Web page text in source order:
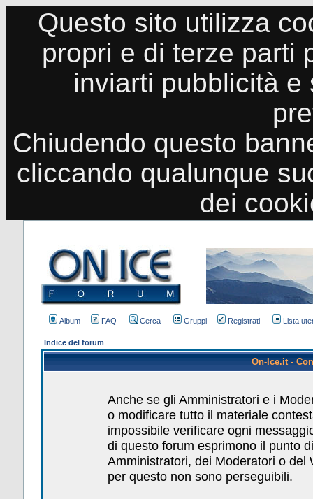
Questo sito utilizza
propri e di terze parti
inviarti pubblicità
Chiudendo questo
cliccando qualunque
dei
Album FAQ Cerca Gruppi Registrati Lista
Indice del forum
On-Ice.it -
Anche se gli Amministratori e i
o modificare tutto il materiale
impossibile verificare ogni
di questo forum esprimono il punto
Amministratori, dei Moderatori o
per questo non sono perseguibili.